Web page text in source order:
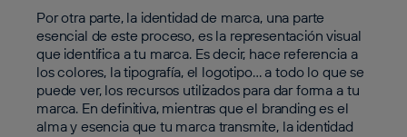
Por otra parte, la identidad de marca, una parte
esencial de este proceso, es la representación visual
que identifica a tu marca. Es decir, hace referencia a
los colores, la tipografía, el logotipo… a todo lo que se
puede ver, los recursos utilizados para dar forma a tu
marca. En definitiva, mientras que el branding es el
alma y esencia que tu marca transmite, la identidad